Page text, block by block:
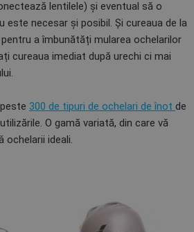
lentilele) și eventual să o
este necesar și posibil. Și cureaua de la
a îmbunătăți mularea ochelarilor
cureaua imediat după urechi ci mai
300 de tipuri de ochelari de înot de
O gamă variată, din care vă
ochelarii ideali.